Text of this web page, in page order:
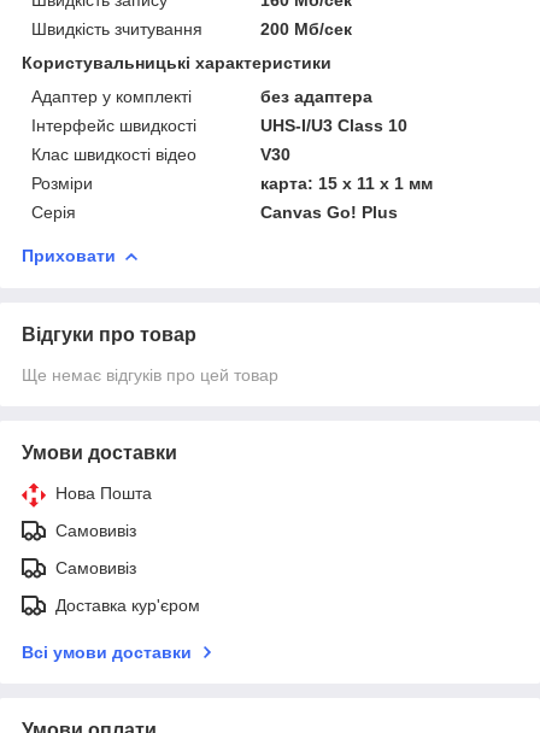
Швидкість зчитування
200 Мб/сек
Користувальницькі характеристики
Адаптер у комплекті
без адаптера
Інтерфейс швидкості
UHS-I/U3 Class 10
Клас швидкості відео
V30
Розміри
карта: 15 х 11 х 1 мм
Серія
Canvas Go! Plus
Приховати
Відгуки про товар
Ще немає відгуків про цей товар
Умови доставки
Нова Пошта
Самовивіз
Самовивіз
Доставка кур'єром
Всі умови доставки